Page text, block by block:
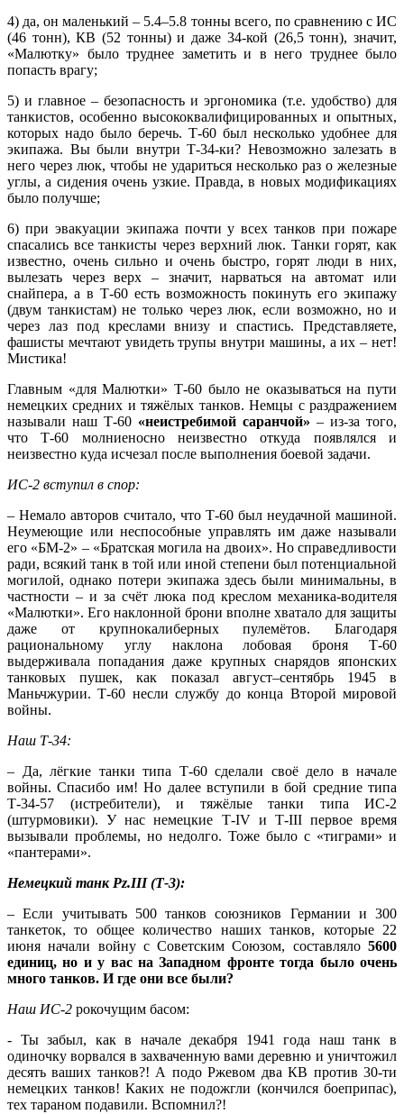
4) да, он маленький – 5.4–5.8 тонны всего, по сравнению с ИС
(46 тонн), КВ (52 тонны) и даже 34-кой (26,5 тонн), значит,
«Малютку» было труднее заметить и в него труднее было
попасть врагу;
5) и главное – безопасность и эргономика (т.е. удобство) для
танкистов, особенно высококвалифицированных и опытных,
которых надо было беречь. Т-60 был несколько удобнее для
экипажа. Вы были внутри Т-34-ки? Невозможно залезать в
него через люк, чтобы не удариться несколько раз о железные
углы, а сидения очень узкие. Правда, в новых модификациях
было получше;
6) при эвакуации экипажа почти у всех танков при пожаре
спасались все танкисты через верхний люк. Танки горят, как
известно, очень сильно и очень быстро, горят люди в них,
вылезать через верх – значит, нарваться на автомат или
снайпера, а в Т-60 есть возможность покинуть его экипажу
(двум танкистам) не только через люк, если возможно, но и
через лаз под креслами внизу и спастись. Представляете,
фашисты мечтают увидеть трупы внутри машины, а их – нет!
Мистика!
Главным «для Малютки» Т-60 было не оказываться на пути
немецких средних и тяжёлых танков. Немцы с раздражением
называли наш Т-60 «неистребимой саранчой» – из-за того,
что Т-60 молниеносно неизвестно откуда появлялся и
неизвестно куда исчезал после выполнения боевой задачи.
ИС-2 вступил в спор:
– Немало авторов считало, что Т-60 был неудачной машиной.
Неумеющие или неспособные управлять им даже называли
его «БМ-2» – «Братская могила на двоих». Но справедливости
ради, всякий танк в той или иной степени был потенциальной
могилой, однако потери экипажа здесь были минимальны, в
частности – и за счёт люка под креслом механика-водителя
«Малютки». Его наклонной брони вполне хватало для защиты
даже от крупнокалиберных пулемётов. Благодаря
рациональному углу наклона лобовая броня Т-60
выдерживала попадания даже крупных снарядов японских
танковых пушек, как показал август–сентябрь 1945 в
Маньчжурии. Т-60 несли службу до конца Второй мировой
войны.
Наш Т-34:
– Да, лёгкие танки типа Т-60 сделали своё дело в начале
войны. Спасибо им! Но далее вступили в бой средние типа
Т-34-57 (истребители), и тяжёлые танки типа ИС-2
(штурмовики). У нас немецкие Т-IV и Т-III первое время
вызывали проблемы, но недолго. Тоже было с «тиграми» и
«пантерами».
Немецкий танк Pz.III (Т-3):
– Если учитывать 500 танков союзников Германии и 300
танкеток, то общее количество наших танков, которые 22
июня начали войну с Советским Союзом, составляло 5600
единиц, но и у вас на Западном фронте тогда было очень
много танков. И где они все были?
Наш ИС-2 рокочущим басом:
- Ты забыл, как в начале декабря 1941 года наш танк в
одиночку ворвался в захваченную вами деревню и уничтожил
десять ваших танков?! А подо Ржевом два КВ против 30-ти
немецких танков! Каких не подожгли (кончился боеприпас),
тех тараном подавили. Вспомнил?!